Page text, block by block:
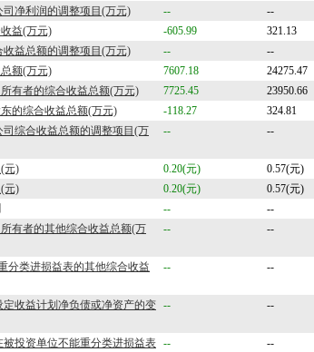
司净利润的调整项目(万元)
-- --
益(万元)
-605.99 321.13
收益总额的调整项目(万元)
-- --
额(万元)
7607.18 24275.47
有者的综合收益总额(万元)
7725.45 23950.66
的综合收益总额(万元)
-118.27 324.81
司综合收益总额的调整项目(万
-- --
元) 0.20(元) 0.57(元)
元)
0.20(元) 0.57(元)
-- --
有者的其他综合收益总额(万
-- --
分类进损益表的其他综合收益
-- --
定收益计划净负债或净资产的变 -- --
被投资单位不能重分类进损益表 -- --